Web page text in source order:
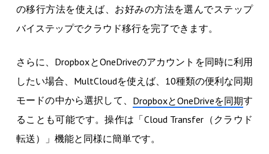
の移行方法を使えば、お好みの方法を選んでステップ
バイステップでクラウド移行を完了できます。
さらに、DropboxとOneDriveのアカウントを同時に利用
したい場合、MultCloudを使えば、10種類の便利な同期
モードの中から選択して、 DropboxとOneDriveを同期す
ることも可能です。操作は「Cloud Transfer（クラウド
転送）」機能と同様に簡単です。